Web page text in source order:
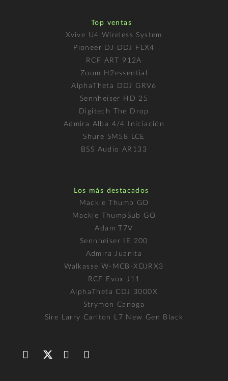
Top ventas
Xvive U4 Wireless System
Pioneer DJ DDJ FLX4
RCF ART 912A
Zoom H2essential
AlphaTheta DDJ GRV6
Sennheiser HD 25
Digitech The Drop
Admira Alba 4/4 Iniciación
Shure SM58 LCE
BSS Audio AR133
Los más destacados
Mackie Thump GO
Mackie ThumpSub GO
Adam T7V
Sennheiser IE 200
Admira Juanita
Walkasse W-MCB-XDJRX3
RCF Evox J11
AlphaTheta CDJ 3000X
Strymon Canoga
Sire Larry Carlton L7 New Gen Black